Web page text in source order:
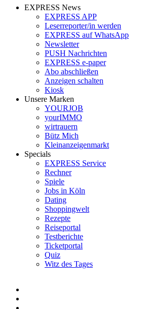
EXPRESS News
EXPRESS APP
Leserreporter/in werden
EXPRESS auf WhatsApp
Newsletter
PUSH Nachrichten
EXPRESS e-paper
Abo abschließen
Anzeigen schalten
Kiosk
Unsere Marken
YOURJOB
yourIMMO
wirtrauern
Bütz Mich
Kleinanzeigenmarkt
Specials
EXPRESS Service
Rechner
Spiele
Jobs in Köln
Dating
Shoppingwelt
Rezepte
Reiseportal
Testberichte
Ticketportal
Quiz
Witz des Tages